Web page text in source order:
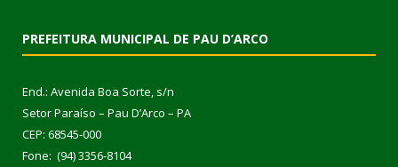
PREFEITURA MUNICIPAL DE PAU D’ARCO
End.: Avenida Boa Sorte, s/n
Setor Paraíso – Pau D’Arco – PA
CEP: 68545-000
Fone: (94) 3356-8104